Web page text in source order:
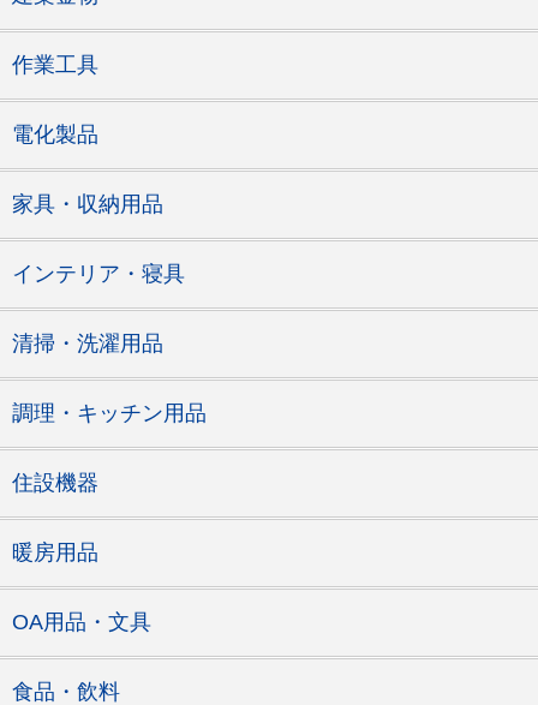
作業工具
電化製品
家具・収納用品
インテリア・寝具
清掃・洗濯用品
調理・キッチン用品
住設機器
暖房用品
OA用品・文具
食品・飲料